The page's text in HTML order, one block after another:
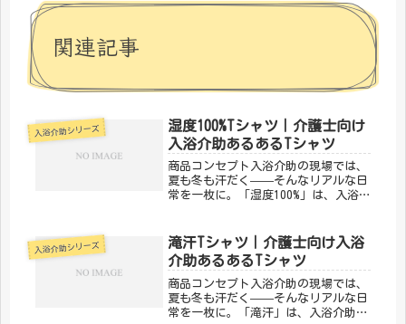
関連記事
入浴介助シリーズ
湿度100%Tシャツ｜介護士向け
入浴介助あるあるTシャツ
商品コンセプト入浴介助の現場では、
夏も冬も汗だく——そんなリアルな日
常を一枚に。「湿度100%」は、入浴
対わかってくれる。「メディカルきの
こセンター」が手がけるこのデザイ
ン...
入浴介助シリーズ
滝汗Tシャツ｜介護士向け入浴
介助あるあるTシャツ
商品コンセプト入浴介助の現場では、
夏も冬も汗だく——そんなリアルな日
常を一枚に。「滝汗」は、入浴介助あ